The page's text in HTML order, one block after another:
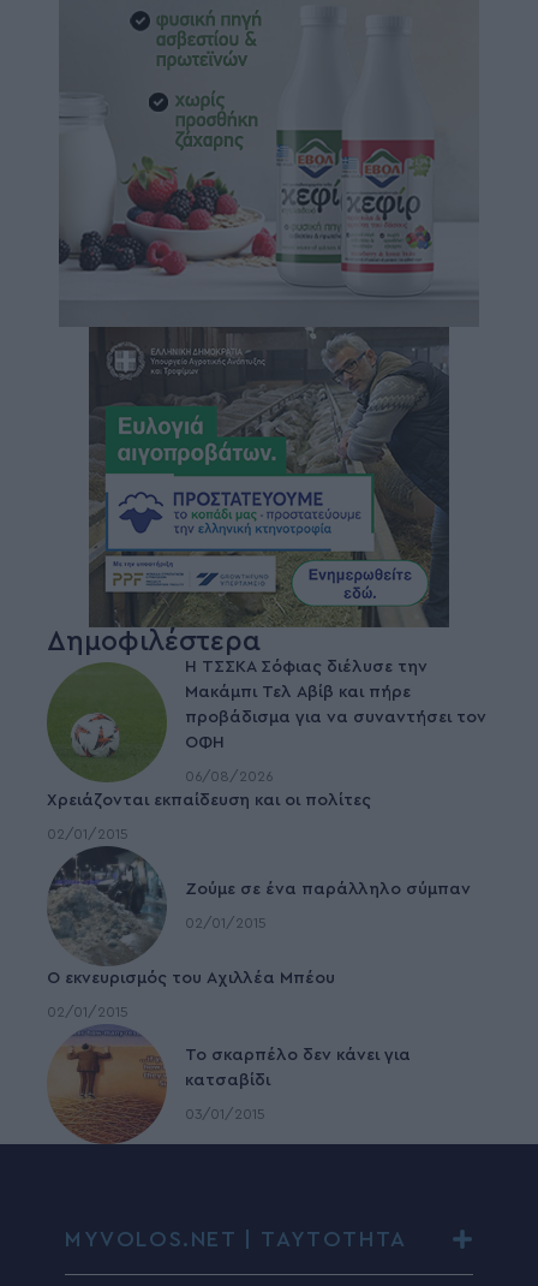
Δημοφιλέστερα
Η ΤΣΣΚΑ Σόφιας διέλυσε την
Μακάμπι Τελ Αβίβ και πήρε
προβάδισμα για να συναντήσει τον
ΟΦΗ
06/08/2026
Χρειάζονται εκπαίδευση και οι πολίτες
02/01/2015
Ζούμε σε ένα παράλληλο σύμπαν
02/01/2015
Ο εκνευρισμός του Αχιλλέα Μπέου
02/01/2015
To σκαρπέλο δεν κάνει για
κατσαβίδι
03/01/2015
MYVOLOS.NET | ΤΑΥΤΟΤΗΤΑ